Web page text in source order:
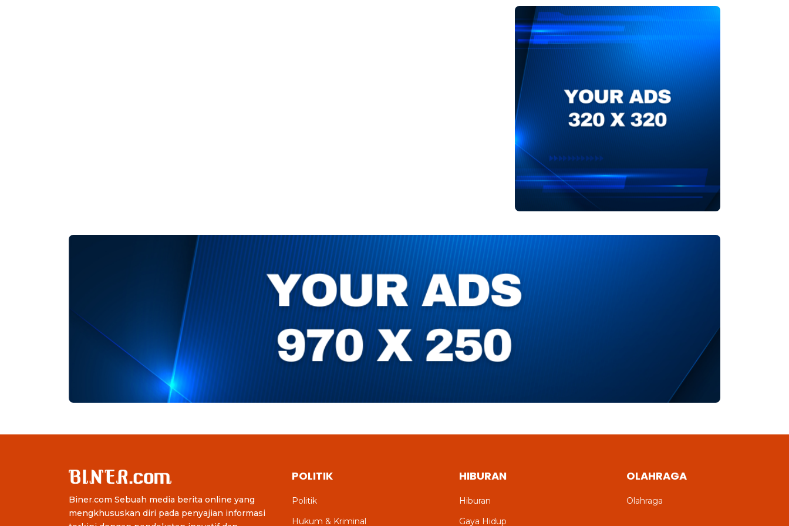
Biner.com Sebuah media berita online yang
mengkhususkan diri pada penyajian informasi
POLITIK
Politik
Hukum & Kriminal
HIBURAN
Hiburan
Gaya Hidup
OLAHRAGA
Olahraga